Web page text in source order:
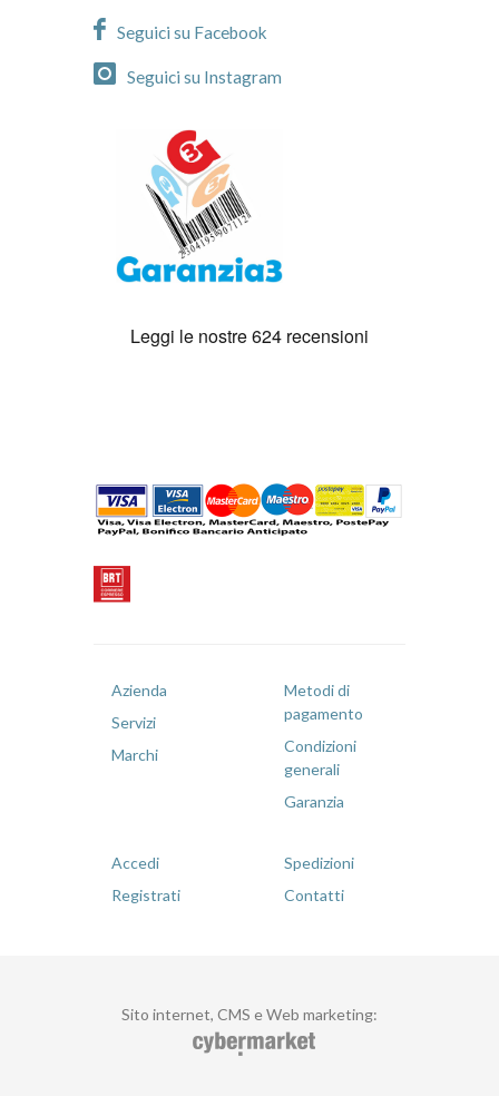
Seguici su Facebook
Seguici su Instagram
Azienda
Servizi
Marchi
Metodi di
pagamento
Condizioni
generali
Garanzia
Accedi
Registrati
Spedizioni
Contatti
Sito internet, CMS e Web marketing: